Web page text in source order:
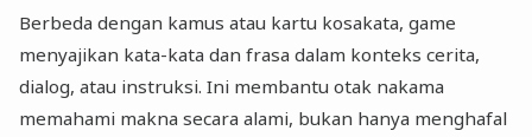
Berbeda dengan kamus atau kartu kosakata, game
menyajikan kata-kata dan frasa dalam konteks cerita,
dialog, atau instruksi. Ini membantu otak nakama
memahami makna secara alami, bukan hanya menghafal